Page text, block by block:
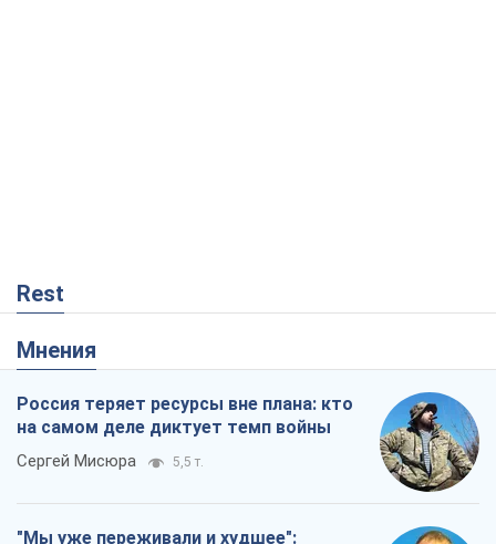
Rest
Мнения
Россия теряет ресурсы вне плана: кто
на самом деле диктует темп войны
Сергей Мисюра 5,5 т.
"Мы уже переживали и худшее":